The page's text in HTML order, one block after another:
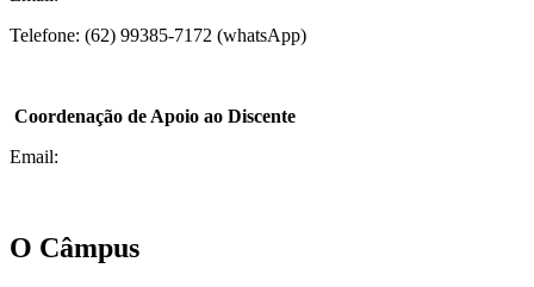
Telefone: (62) 99385-7172 (whatsApp)
Coordenação de Apoio ao Discente
Email:
O Câmpus